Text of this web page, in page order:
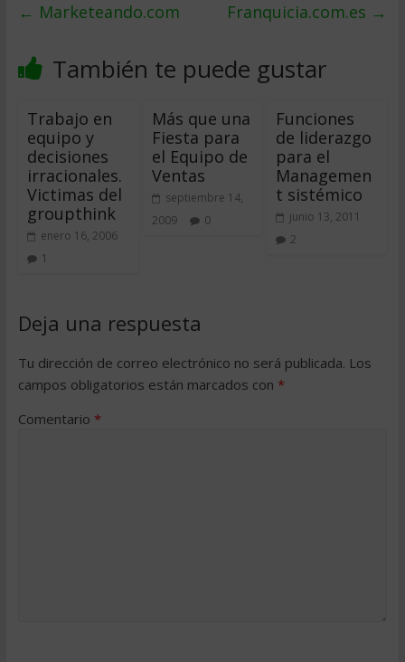
← Marketeando.com Franquicia.com.es →
También te puede gustar
Trabajo en
equipo y
decisiones
irracionales.
Victimas del
groupthink
enero 16, 2006
1
Más que una
Fiesta para
el Equipo de
Ventas
septiembre 14,
2009
0
Funciones
de liderazgo
para el
Managemen
t sistémico
junio 13, 2011
2
Deja una respuesta
Tu dirección de correo electrónico no será publicada. Los
campos obligatorios están marcados con *
Comentario *